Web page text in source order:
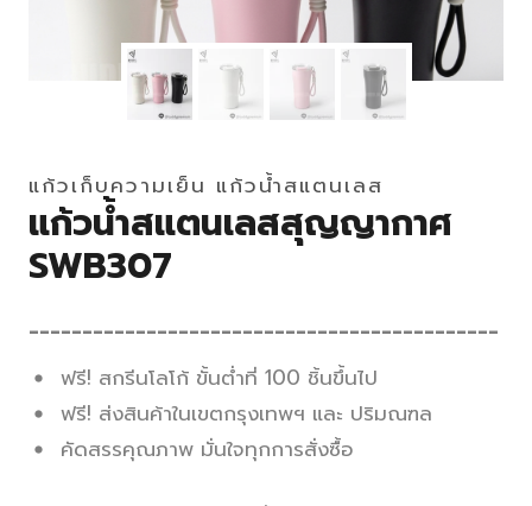
แก้วเก็บความเย็น แก้วน้ำสแตนเลส
แก้วน้ำสแตนเลสสุญญากาศ
SWB307
____________________________________________
ฟรี! สกรีนโลโก้ ขั้นต่ำที่ 100 ชิ้นขึ้นไป
ฟรี! ส่งสินค้าในเขตกรุงเทพฯ และ ปริมณฑล
คัดสรรคุณภาพ มั่นใจทุกการสั่งซื้อ